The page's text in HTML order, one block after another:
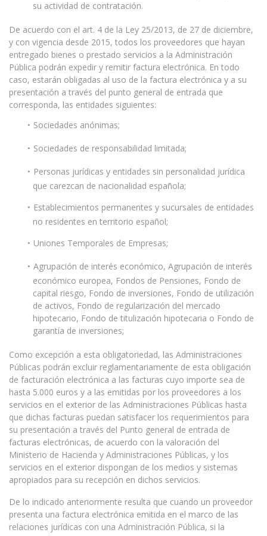
su actividad de contratación.
De acuerdo con el art. 4 de la Ley 25/2013, de 27 de diciembre,
y con vigencia desde 2015, todos los proveedores que hayan
entregado bienes o prestado servicios a la Administración
Pública podrán expedir y remitir factura electrónica. En todo
caso, estarán obligadas al uso de la factura electrónica y a su
presentación a través del punto general de entrada que
corresponda, las entidades siguientes:
Sociedades anónimas;
Sociedades de responsabilidad limitada;
Personas jurídicas y entidades sin personalidad jurídica
que carezcan de nacionalidad española;
Establecimientos permanentes y sucursales de entidades
no residentes en territorio español;
Uniones Temporales de Empresas;
Agrupación de interés económico, Agrupación de interés
económico europea, Fondos de Pensiones, Fondo de
capital riesgo, Fondo de inversiones, Fondo de utilización
de activos, Fondo de regularización del mercado
hipotecario, Fondo de titulización hipotecaria o Fondo de
garantía de inversiones;
Como excepción a esta obligatoriedad, las Administraciones
Públicas podrán excluir reglamentariamente de esta obligación
de facturación electrónica a las facturas cuyo importe sea de
hasta 5.000 euros y a las emitidas por los proveedores a los
servicios en el exterior de las Administraciones Públicas hasta
que dichas facturas puedan satisfacer los requerimientos para
su presentación a través del Punto general de entrada de
facturas electrónicas, de acuerdo con la valoración del
Ministerio de Hacienda y Administraciones Públicas, y los
servicios en el exterior dispongan de los medios y sistemas
apropiados para su recepción en dichos servicios.
De lo indicado anteriormente resulta que cuando un proveedor
presenta una factura electrónica emitida en el marco de las
relaciones jurídicas con una Administración Pública, si la